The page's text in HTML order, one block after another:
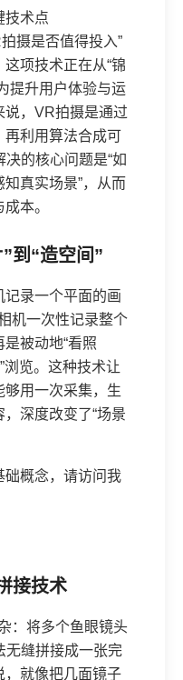
技术点
摄是否值得投入”
项技术正在从“锦
提升用户体验与运
说，VR拍摄是通过
再利用算法合成可
的核心问题是“如
真实场景”，从而
本。
到“造空间”
录一个平面的画
机一次性记录整个
被动地“看照
浏览。这种技术让
够用一次采集，生
深度改变了“场景
础概念，请访问我
接技术
：将多个鱼眼镜头
无缝拼接成一张完
，就像把几面镜子